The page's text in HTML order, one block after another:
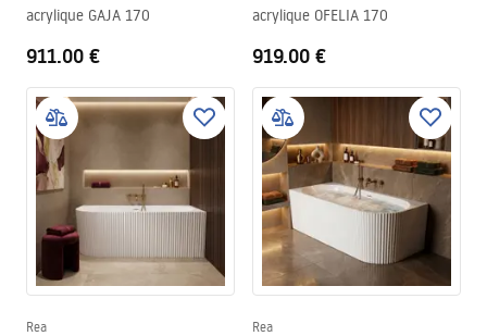
acrylique GAJA 170
911.00 €
acrylique OFELIA 170
919.00 €
Rea Rea